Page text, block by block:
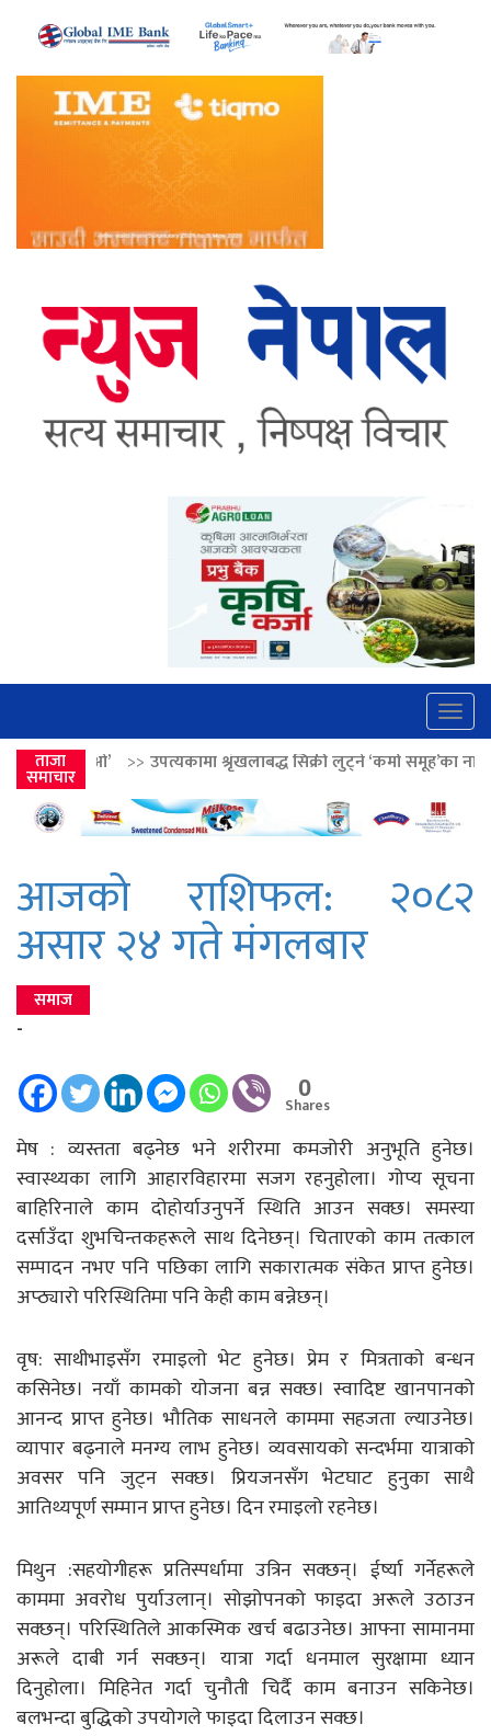
ताजा
समाचार
श्रृंखलाबद्ध सिक्री लुट्ने ‘कर्मा समूह’का नाइकेसहित पाँच पक्राउ >>
आजको राशिफल: २०८२
असार २४ गते मंगलबार
समाज
-
0
Shares
मेष : व्यस्तता बढ्नेछ भने शरीरमा कमजोरी अनुभूति हुनेछ।
स्वास्थ्यका लागि आहारविहारमा सजग रहनुहोला। गोप्य सूचना
बाहिरिनाले काम दोहोर्याउनुपर्ने स्थिति आउन सक्छ। समस्या
दर्साउँदा शुभचिन्तकहरूले साथ दिनेछन्। चिताएको काम तत्काल
सम्पादन नभए पनि पछिका लागि सकारात्मक संकेत प्राप्त हुनेछ।
अप्ठ्यारो परिस्थितिमा पनि केही काम बन्नेछन्।
वृष: साथीभाइसँग रमाइलाे भेट हुनेछ। प्रेम र मित्रताकाे बन्धन
कसिनेछ। नयाँ कामकाे याेजना बन्न सक्छ। स्वादिष्ट खानपानको
आनन्द प्राप्त हुनेछ। भौतिक साधनले काममा सहजता ल्याउनेछ।
व्यापार बढ्नाले मनग्य लाभ हुनेछ। व्यवसायको सन्दर्भमा यात्राको
अवसर पनि जुट्न सक्छ। प्रियजनसँग भेटघाट हुनुका साथै
आतिथ्यपूर्ण सम्मान प्राप्त हुनेछ। दिन रमाइलो रहनेछ।
मिथुन :सहयोगीहरू प्रतिस्पर्धामा उत्रिन सक्छन्। ईर्ष्या गर्नेहरूले
काममा अवरोध पुर्याउलान्। सोझोपनको फाइदा अरूले उठाउन
सक्छन्। परिस्थितिले आकस्मिक खर्च बढाउनेछ। आफ्ना सामानमा
अरूले दाबी गर्न सक्छन्। यात्रा गर्दा धनमाल सुरक्षामा ध्यान
दिनुहोला। मिहिनेत गर्दा चुनौती चिर्दै काम बनाउन सकिनेछ।
बलभन्दा बुद्धिको उपयोगले फाइदा दिलाउन सक्छ।